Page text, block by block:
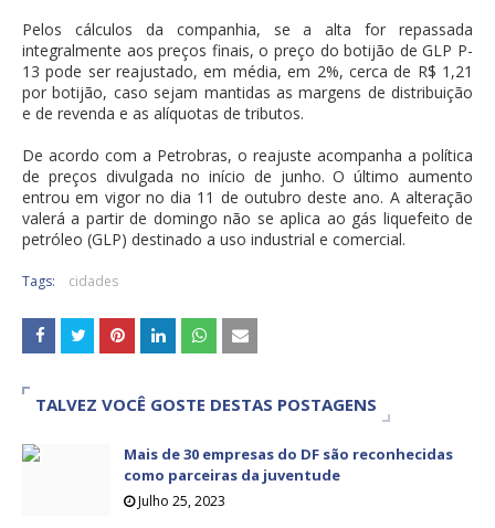
Pelos cálculos da companhia, se a alta for repassada
integralmente aos preços finais, o preço do botijão de GLP P-
13 pode ser reajustado, em média, em 2%, cerca de R$ 1,21
por botijão, caso sejam mantidas as margens de distribuição
e de revenda e as alíquotas de tributos.
De acordo com a Petrobras, o reajuste acompanha a política
de preços divulgada no início de junho. O último aumento
entrou em vigor no dia 11 de outubro deste ano. A alteração
valerá a partir de domingo não se aplica ao gás liquefeito de
petróleo (GLP) destinado a uso industrial e comercial.
Tags: cidades
TALVEZ VOCÊ GOSTE DESTAS POSTAGENS
Mais de 30 empresas do DF são reconhecidas
como parceiras da juventude
Julho 25, 2023